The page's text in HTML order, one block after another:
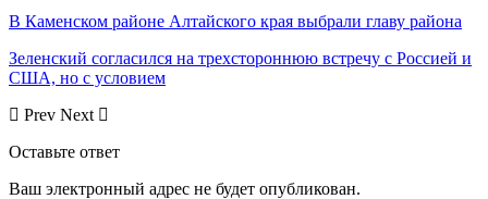
В Каменском районе Алтайского края выбрали главу района
Зеленский согласился на трехстороннюю встречу с Россией и
США, но с условием
Prev Next
Оставьте ответ
Ваш электронный адрес не будет опубликован.